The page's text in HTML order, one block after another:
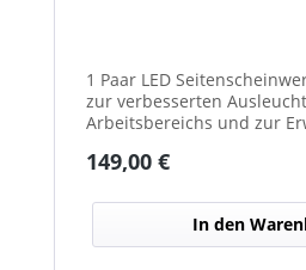
1 Paar LED
zur verbesserten
Arbeitsbereichs und zur
Regulärer Preis:
149,00 €
In den